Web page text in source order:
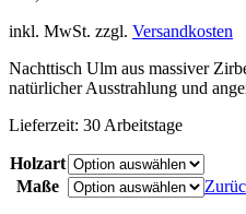
inkl. MwSt. zzgl. Versandkosten
Nachttisch Ulm aus massiver
natürlicher Ausstrahlung und
Lieferzeit: 30 Arbeitstage
Holzart
Maße